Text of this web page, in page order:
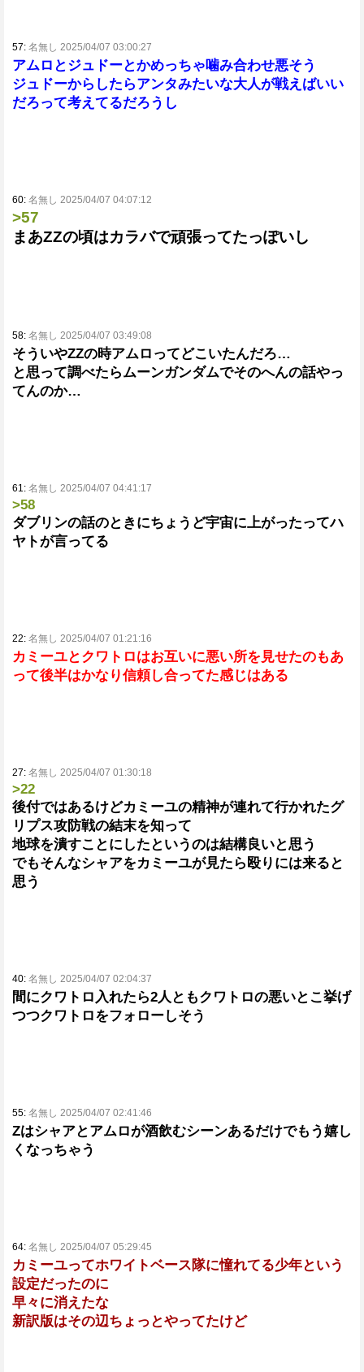
57: 名無し 2025/04/07 03:00:27
アムロとジュドーとかめっちゃ噛み合わせ悪そう
ジュドーからしたらアンタみたいな大人が戦えばいい
だろって考えてるだろうし
60: 名無し 2025/04/07 04:07:12
>57
まあZZの頃はカラバで頑張ってたっぽいし
58: 名無し 2025/04/07 03:49:08
そういやZZの時アムロってどこいたんだろ…
と思って調べたらムーンガンダムでそのへんの話やっ
てんのか…
61: 名無し 2025/04/07 04:41:17
>58
ダブリンの話のときにちょうど宇宙に上がったってハ
ヤトが言ってる
22: 名無し 2025/04/07 01:21:16
カミーユとクワトロはお互いに悪い所を見せたのもあ
って後半はかなり信頼し合ってた感じはある
27: 名無し 2025/04/07 01:30:18
>22
後付ではあるけどカミーユの精神が連れて行かれたグ
リプス攻防戦の結末を知って
地球を潰すことにしたというのは結構良いと思う
でもそんなシャアをカミーユが見たら殴りには来ると
思う
40: 名無し 2025/04/07 02:04:37
間にクワトロ入れたら2人ともクワトロの悪いとこ挙げ
つつクワトロをフォローしそう
55: 名無し 2025/04/07 02:41:46
Zはシャアとアムロが酒飲むシーンあるだけでもう嬉し
くなっちゃう
64: 名無し 2025/04/07 05:29:45
カミーユってホワイトベース隊に憧れてる少年という
設定だったのに
早々に消えたな
新訳版はその辺ちょっとやってたけど